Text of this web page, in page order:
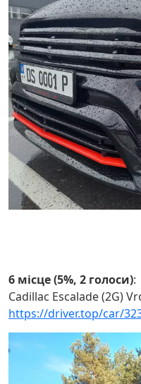
6 місце (5%, 2 голоси):
Cadillac Escalade (2G)
https://driver.top/car/